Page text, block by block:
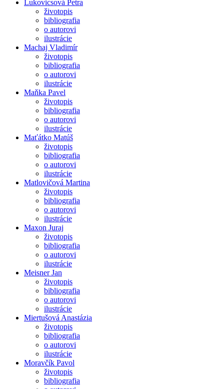
Lukovicsová Petra
životopis
bibliografia
o autorovi
ilustrácie
Machaj Vladimír
životopis
bibliografia
o autorovi
ilustrácie
Maňka Pavel
životopis
bibliografia
o autorovi
ilustrácie
Maťátko Matúš
životopis
bibliografia
o autorovi
ilustrácie
Matlovičová Martina
životopis
bibliografia
o autorovi
ilustrácie
Maxon Juraj
životopis
bibliografia
o autorovi
ilustrácie
Meisner Jan
životopis
bibliografia
o autorovi
ilustrácie
Miertušová Anastázia
životopis
bibliografia
o autorovi
ilustrácie
Moravčík Pavol
životopis
bibliografia